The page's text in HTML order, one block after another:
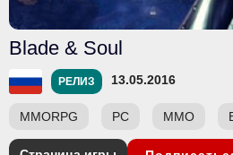
Blade & Soul
РЕЛИЗ 13.05.2016
MMORPG PC ММО